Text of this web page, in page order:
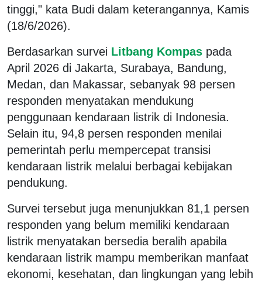
tinggi," kata Budi dalam keterangannya, Kamis
(18/6/2026).
Berdasarkan survei Litbang Kompas pada
April 2026 di Jakarta, Surabaya, Bandung,
Medan, dan Makassar, sebanyak 98 persen
responden menyatakan mendukung
penggunaan kendaraan listrik di Indonesia.
Selain itu, 94,8 persen responden menilai
pemerintah perlu mempercepat transisi
kendaraan listrik melalui berbagai kebijakan
pendukung.
Survei tersebut juga menunjukkan 81,1 persen
responden yang belum memiliki kendaraan
listrik menyatakan bersedia beralih apabila
kendaraan listrik mampu memberikan manfaat
ekonomi, kesehatan, dan lingkungan yang lebih